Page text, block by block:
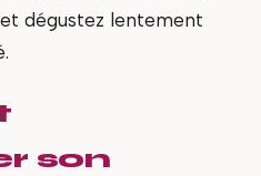
dégustez lentement
son